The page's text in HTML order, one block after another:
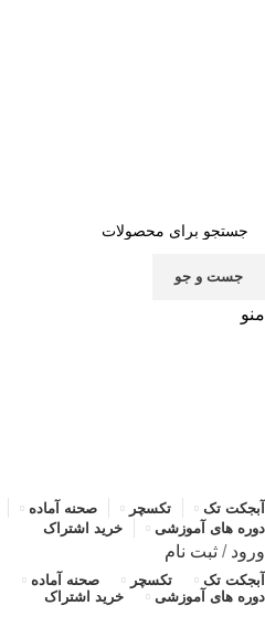
جست و جو
منو
آبجکت تک تکسچر صحنه آماده
دوره های آموزشی
خرید اشتراک
ورود / ثبت نام
آبجکت تک تکسچر صحنه آماده
دوره های آموزشی
خرید اشتراک